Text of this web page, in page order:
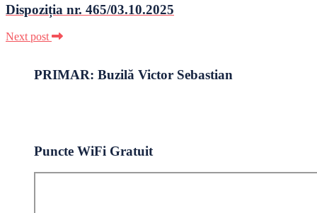
Dispoziția nr. 465/03.10.2025
Next post
PRIMAR: Buzilă Victor Sebastian
Puncte WiFi Gratuit